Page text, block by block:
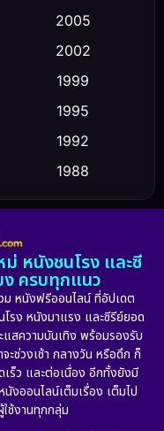
(355)
(23)
(5)
(56)
(10)
(24)
2005
2002
1999
1995
1992
1988
1983
1962
หนังชนโรง และซี
ครบทุกแนว
หนังฟรีออนไลน์ ที่อัปเดต
รง หนังมาแรง และซีรีย์ยอด
แสความบันเทิง พร้อมรองรับ
ะช่วงเช้า กลางวัน หรือดึก ก็
เร็ว และต่อเนื่อง อีกทั้งยังมี
งออนไลน์เต็มเรื่อง เต็มไป
ช้งานทุกกลุ่ม